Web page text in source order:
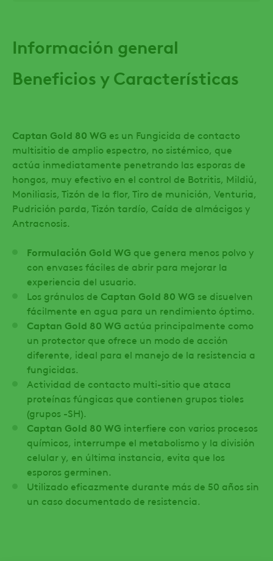
Información general
Beneficios y Características
Captan Gold 80 WG es un Fungicida de contacto
multisitio de amplio espectro, no sistémico, que
actúa inmediatamente penetrando las esporas de
hongos, muy efectivo en el control de Botritis, Mildiú,
Moniliasis, Tizón de la flor, Tiro de munición, Venturia,
Pudrición parda, Tizón tardío, Caída de almácigos y
Antracnosis.
Formulación Gold WG que genera menos polvo y
con envases fáciles de abrir para mejorar la
experiencia del usuario.
Los gránulos de Captan Gold 80 WG se disuelven
fácilmente en agua para un rendimiento óptimo.
Captan Gold 80 WG actúa principalmente como
un protector que ofrece un modo de acción
diferente, ideal para el manejo de la resistencia a
fungicidas.
Actividad de contacto multi-sitio que ataca
proteínas fúngicas que contienen grupos tioles
(grupos -SH).
Captan Gold 80 WG interfiere con varios procesos
químicos, interrumpe el metabolismo y la división
celular y, en última instancia, evita que los
esporos germinen.
Utilizado eficazmente durante más de 50 años sin
un caso documentado de resistencia.